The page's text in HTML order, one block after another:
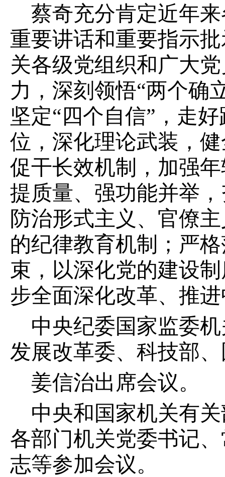
蔡奇充分肯定近年
重要讲话和重要指示
关各级党组织和广大
力，深刻领悟“两个确
坚定“四个自信”，走
位，深化理论武装，
促干长效机制，加强
提质量、强功能并举
防治形式主义、官僚
的纪律教育机制；严
束，以深化党的建设
步全面深化改革、推
中央纪委国家监委
发展改革委、科技部
姜信治出席会议。
中央和国家机关有
各部门机关党委书记
志等参加会议。